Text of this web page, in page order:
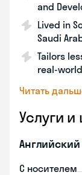
and
Lived in
Saudi
Tailors
real-
Читать
Услуги
С носителем